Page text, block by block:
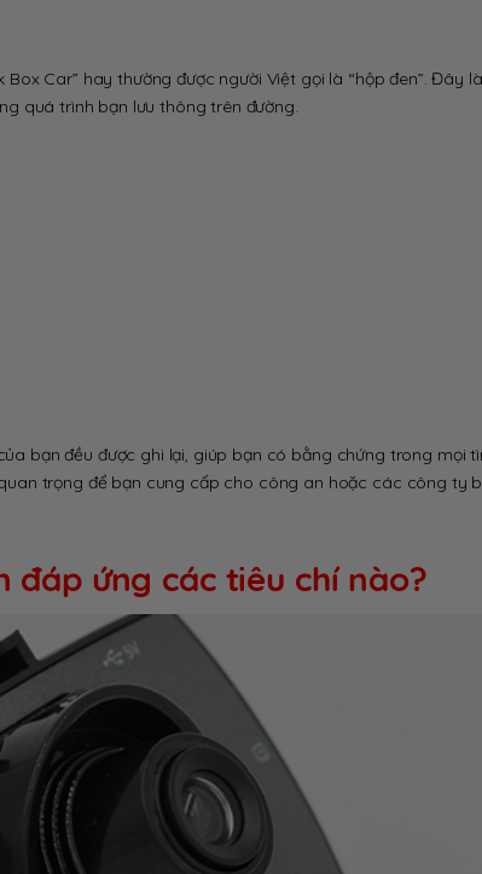
Car” hay thường được người Việt gọi là “hộp đen”. Đây
quá trình bạn lưu thông trên đường.
bạn đều được ghi lại, giúp bạn có bằng chứng trong mọi
trọng để bạn cung cấp cho công an hoặc các công ty
đáp ứng các tiêu chí nào?